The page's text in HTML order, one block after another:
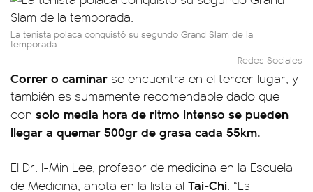
La tenista polaca conquistó su segundo Grand Slam de la
temporada.
Redes Sociales
Correr o caminar se encuentra en el tercer lugar, y
también es sumamente recomendable dado que
con solo media hora de ritmo intenso se pueden
llegar a quemar 500gr de grasa cada 55km.
El Dr. I-Min Lee, profesor de medicina en la Escuela
de Medicina, anota en la lista al Tai-Chi: “Es